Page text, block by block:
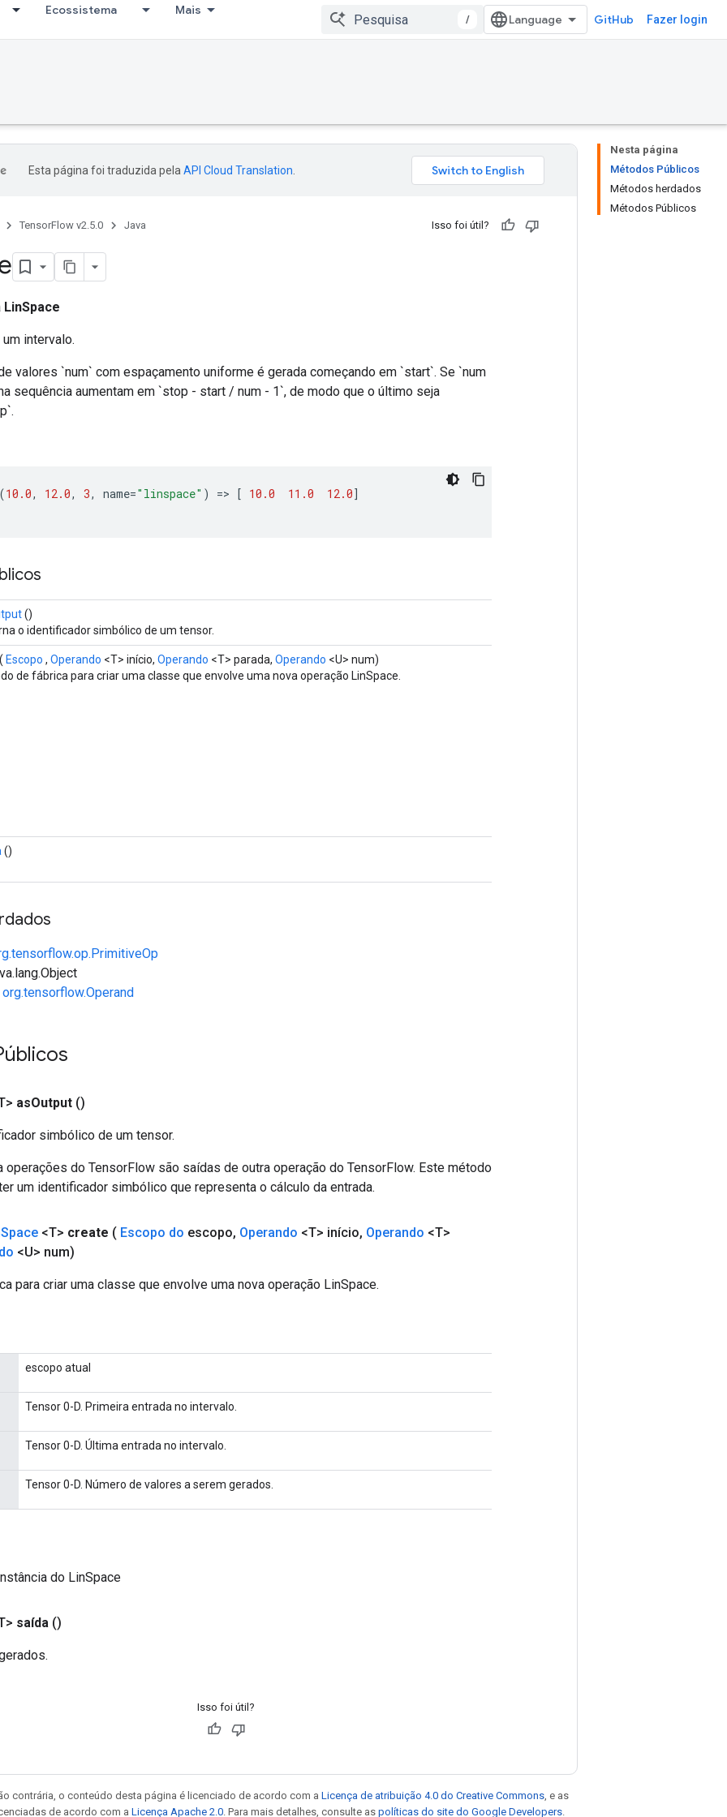
Ecossistema Mais
/ GitHub Fazer login
Nesta página
Métodos Públicos
Métodos herdados
Métodos Públicos
Esta página foi traduzida pela API Cloud Translation
TensorFlow v2.5.0 Java Isso foi útil?
LinSpace
intervalo.
valores `num` com espaçamento uniforme é gerada começando em `start`. Se `num
sequência aumentam em `stop - start / num - 1`, de modo que o último seja
(10.0, 12.0, 3, name="linspace" ) => [ 10.0 11.0 12.0]
()
o identificador simbólico de um tensor.
( Escopo , Operando <T> início, Operando <T> parada, Operando <U> num)
de fábrica para criar uma classe que envolve uma nova operação LinSpace.
()
org.tensorflow.Operand
asOutput ()
simbólico de um tensor.
operações do TensorFlow são saídas de outra operação do TensorFlow. Este método
um identificador simbólico que representa o cálculo da entrada.
Space <T> create ( Escopo do escopo, Operando <T> início, Operando <T>
<U> num)
para criar uma classe que envolve uma nova operação LinSpace.
escopo atual
Tensor 0-D. Primeira entrada no intervalo.
Tensor 0-D. Última entrada no intervalo.
Tensor 0-D. Número de valores a serem gerados.
do LinSpace
saída ()
Isso foi útil?
contrária, o conteúdo desta página é licenciado de acordo com a Licença de atribuição 4.0 do Creative Commons , e as
de acordo com a Licença Apache 2.0 . Para mais detalhes, consulte as políticas do site do Google Developers